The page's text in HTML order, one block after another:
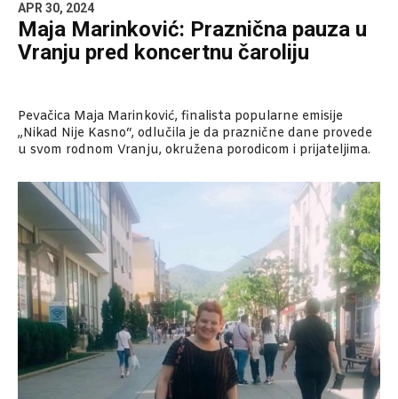
APR 30, 2024
Maja Marinković: Praznična pauza u
Vranju pred koncertnu čaroliju
Pevačica Maja Marinković, finalista popularne emisije
„Nikad Nije Kasno“, odlučila je da praznične dane provede
u svom rodnom Vranju, okružena porodicom i prijateljima.